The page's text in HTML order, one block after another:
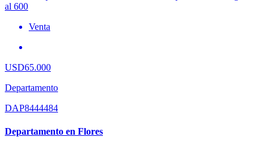
Venta
USD65.000
Departamento
DAP8444484
Departamento en Flores